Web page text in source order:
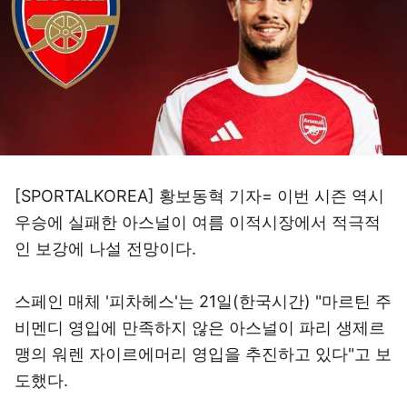
[SPORTALKOREA] 황보동혁 기자= 이번 시즌 역시
우승에 실패한 아스널이 여름 이적시장에서 적극적
인 보강에 나설 전망이다.
스페인 매체 '피차헤스'는 21일(한국시간) "마르틴 주
비멘디 영입에 만족하지 않은 아스널이 파리 생제르
맹의 워렌 자이르에머리 영입을 추진하고 있다"고 보
도했다.